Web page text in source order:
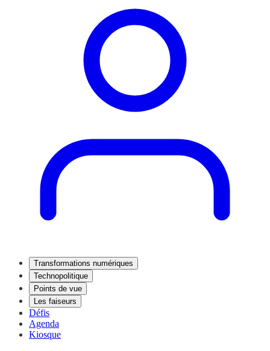
Transformations numériques
Technopolitique
Points de vue
Les faiseurs
Défis
Agenda
Kiosque